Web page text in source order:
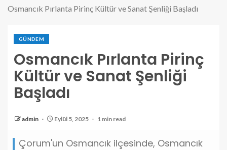
Osmancık Pırlanta Pirinç Kültür ve Sanat Şenliği Başladı
GÜNDEM
Osmancık Pırlanta Pirinç
Kültür ve Sanat Şenliği
Başladı
admin Eylül 5, 2025 1 min read
Çorum'un Osmancık ilçesinde, Osmancık